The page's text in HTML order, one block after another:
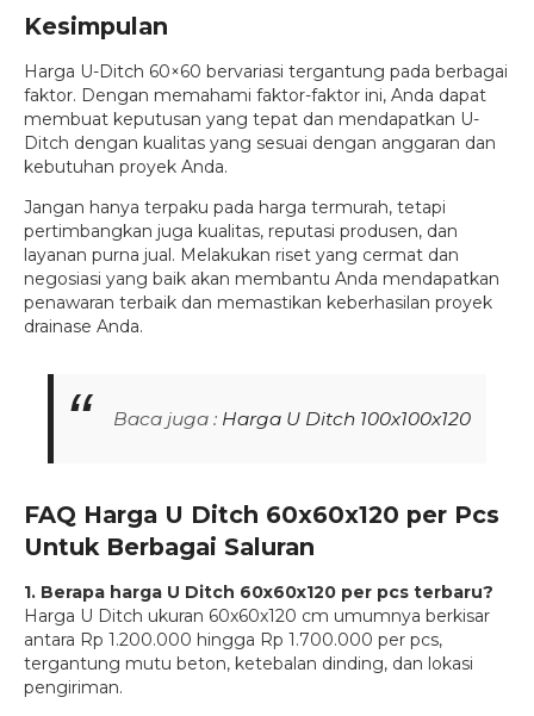
Kesimpulan
Harga U-Ditch 60×60 bervariasi tergantung pada berbagai
faktor. Dengan memahami faktor-faktor ini, Anda dapat
membuat keputusan yang tepat dan mendapatkan U-
Ditch dengan kualitas yang sesuai dengan anggaran dan
kebutuhan proyek Anda.
Jangan hanya terpaku pada harga termurah, tetapi
pertimbangkan juga kualitas, reputasi produsen, dan
layanan purna jual. Melakukan riset yang cermat dan
negosiasi yang baik akan membantu Anda mendapatkan
penawaran terbaik dan memastikan keberhasilan proyek
drainase Anda.
Baca juga : Harga U Ditch 100x100x120
FAQ Harga U Ditch 60x60x120 per Pcs
Untuk Berbagai Saluran
1. Berapa harga U Ditch 60x60x120 per pcs terbaru?
Harga U Ditch ukuran 60x60x120 cm umumnya berkisar
antara Rp 1.200.000 hingga Rp 1.700.000 per pcs,
tergantung mutu beton, ketebalan dinding, dan lokasi
pengiriman.